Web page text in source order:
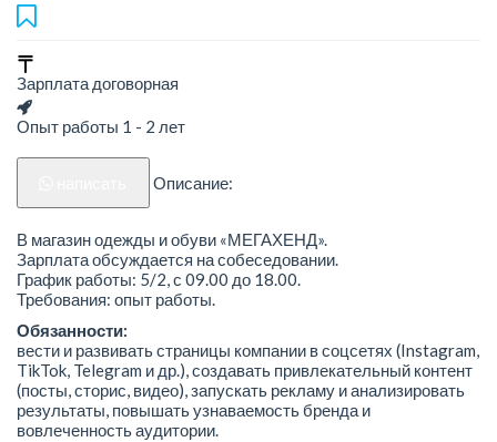
Зарплата договорная
Опыт работы 1 - 2 лет
Описание:
В магазин одежды и обуви «МЕГАХЕНД».
Зарплата обсуждается на собеседовании.
График работы: 5/2, с 09.00 до 18.00.
Требования: опыт работы.
Обязанности:
вести и развивать страницы компании в соцсетях (Instagram,
TikTok, Telegram и др.), создавать привлекательный контент
(посты, сторис, видео), запускать рекламу и анализировать
результаты, повышать узнаваемость бренда и
вовлеченность аудитории.